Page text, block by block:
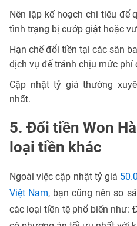
Nên lập kế hoạch chi tiêu để
tình trạng bị cướp giật hoặc
Hạn chế đổi tiền tại các sân
dịch vụ để tránh chịu mức phí
Cập nhật tỷ giá thường
nhất.
5. Đổi tiền Won
loại tiền khác
Ngoài việc cập nhật tỷ giá
Việt Nam, bạn cũng nên so
các loại tiền tệ phổ biến như: